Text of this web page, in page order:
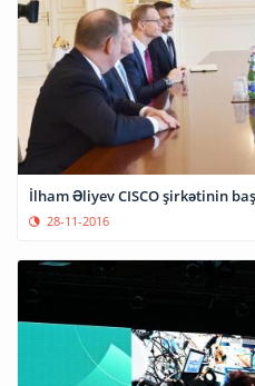
İlham Əliyev CISCO şirkətinin
28-11-2016